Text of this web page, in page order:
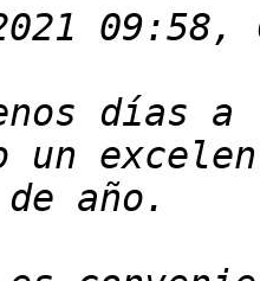
09:58,
días a